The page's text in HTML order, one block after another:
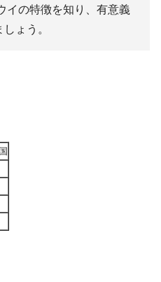
イの特徴を知り、有意義
ょう。